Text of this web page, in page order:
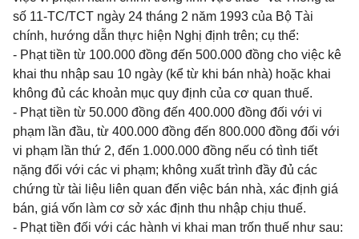
số 11-TC/TCT ngày 24 tháng 2 năm 1993 của Bộ Tài
chính, hướng dẫn thực hiện Nghị định trên; cụ thể:
- Phạt tiền từ 100.000 đồng đến 500.000 đồng cho việc kê
khai thu nhập sau 10 ngày (kể từ khi bán nhà) hoặc khai
không đủ các khoản mục quy định của cơ quan thuế.
- Phạt tiền từ 50.000 đồng đến 400.000 đồng đối với vi
phạm lần đầu, từ 400.000 đồng đến 800.000 đồng đối với
vi phạm lần thứ 2, đến 1.000.000 đồng nếu có tình tiết
nặng đối với các vi phạm; không xuất trình đầy đủ các
chứng từ tài liệu liên quan đến việc bán nhà, xác định giá
bán, giá vốn làm cơ sở xác định thu nhập chịu thuế.
- Phạt tiền đối với các hành vi khai man trốn thuế như sau: